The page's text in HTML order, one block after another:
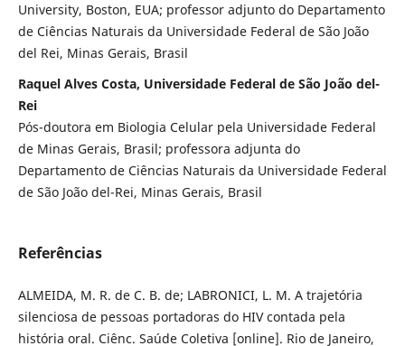
University, Boston, EUA; professor adjunto do Departamento
de Ciências Naturais da Universidade Federal de São João
del Rei, Minas Gerais, Brasil
Raquel Alves Costa, Universidade Federal de São João del-
Rei
Pós-doutora em Biologia Celular pela Universidade Federal
de Minas Gerais, Brasil; professora adjunta do
Departamento de Ciências Naturais da Universidade Federal
de São João del-Rei, Minas Gerais, Brasil
Referências
ALMEIDA, M. R. de C. B. de; LABRONICI, L. M. A trajetória
silenciosa de pessoas portadoras do HIV contada pela
história oral. Ciênc. Saúde Coletiva [online]. Rio de Janeiro,